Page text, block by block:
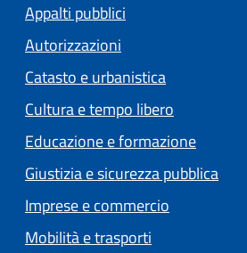
Appalti pubblici
Autorizzazioni
Catasto e urbanistica
Cultura e tempo libero
Educazione e formazione
Giustizia e sicurezza pubblica
Imprese e commercio
Mobilità e trasporti